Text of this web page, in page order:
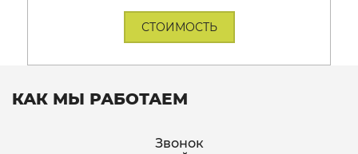
СТОИМОСТЬ
КАК МЫ РАБОТАЕМ
Звонок